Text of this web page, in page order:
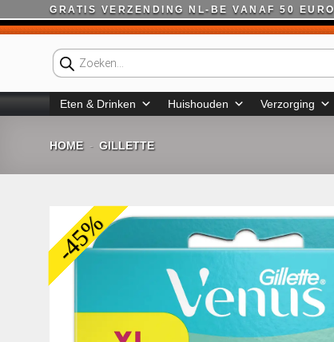
naar
GRATIS VERZENDING NL-BE VANAF 50 EURO
Producten
zoeken
Eten & Drinken Huishouden Verzorging
HOME - GILLETTE
-45%